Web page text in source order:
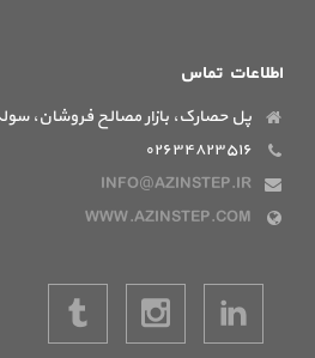
اطلاعات تماس
پل حصارک، بازار مصالح فروشان، سوله
۰۲۶۳۴۸۲۳۵۱۶
INFO@AZINSTEP.IR
WWW.AZINSTEP.COM